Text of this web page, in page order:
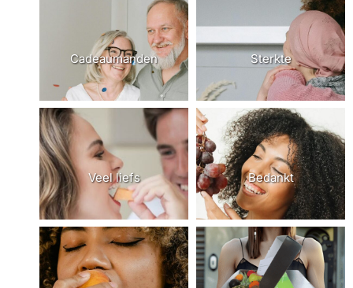
Cadeaumanden Sterkte
Veel liefs Bedankt